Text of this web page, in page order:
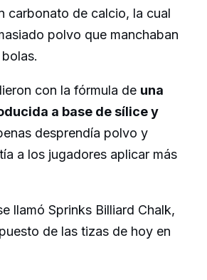
carbonato de calcio, la cual
polvo que manchaban
con la fórmula de una
a base de sílice y
desprendía polvo y
a los jugadores aplicar más
llamó Sprinks Billiard Chalk,
de las tizas de hoy en